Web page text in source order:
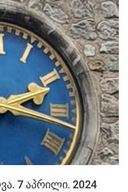
7 აპრილი. 2024